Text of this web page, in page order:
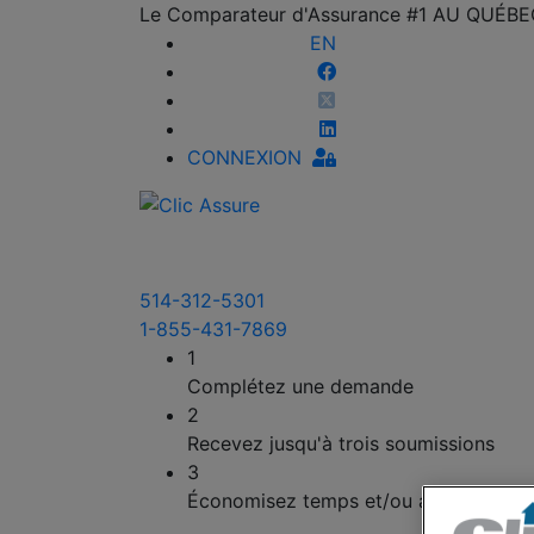
Le Comparateur d'Assurance #1 AU
EN
CONNEXION
514-312-5301
1-855-431-7869
1
Complétez une demande
2
Recevez jusqu'à trois soumissions
3
Économisez temps et/ou argent